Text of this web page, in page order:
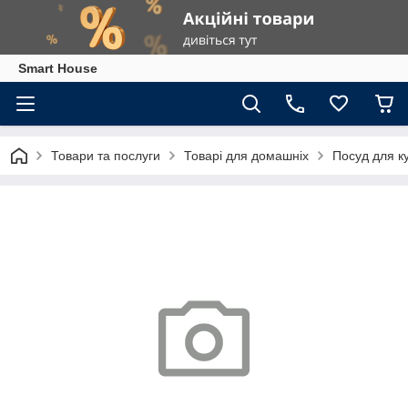
Smart House
Товари та послуги Товарі для домашніх Посуд для